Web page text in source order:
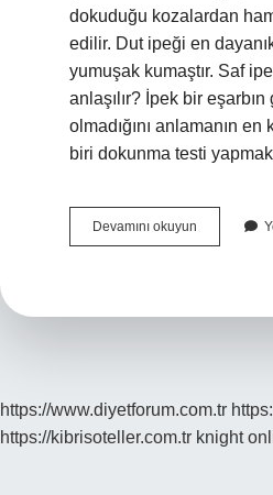
dokuduğu kozalardan
edilir. Dut ipeği en
yumuşak kumaştır. Saf
anlaşılır? İpek bir
olmadığını anlamanın en
biri dokunma testi
Devamını okuyun
Ipek
https://www.diyetforum.com.tr
https://kibrisoteller.com.tr knight